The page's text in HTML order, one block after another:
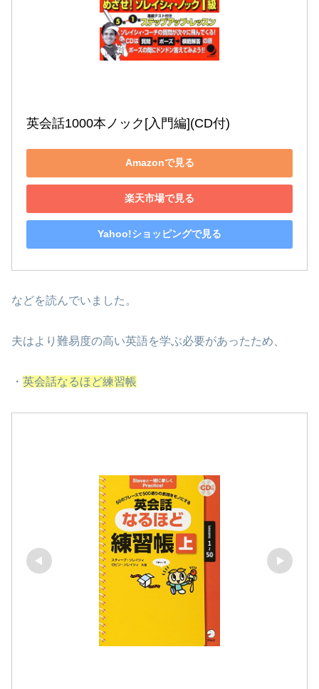
英会話1000本ノック[入門編](CD付)
Amazonで見る
楽天市場で見る
Yahoo!ショッピングで見る
などを読んでいました。
夫はより難易度の高い英語を学ぶ必要があったため、
・ 英会話なるほど練習帳